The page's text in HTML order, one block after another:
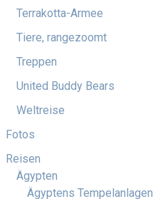
Terrakotta-Armee
Tiere, rangezoomt
Treppen
United Buddy Bears
Weltreise
Fotos
Reisen
Ägypten
Ägyptens Tempelanlagen